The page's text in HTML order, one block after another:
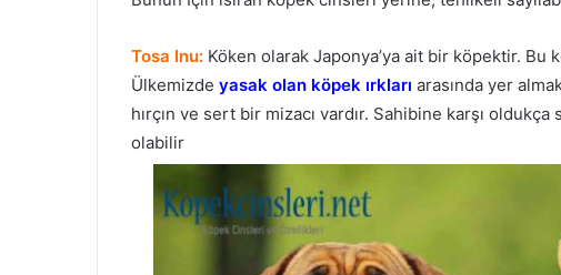
Tosa Inu: Köken olarak Japonya’ya ait bir köpektir. Bu
Ülkemizde yasak olan köpek ırkları arasında yer
hırçın ve sert bir mizacı vardır. Sahibine karşı
olabilir